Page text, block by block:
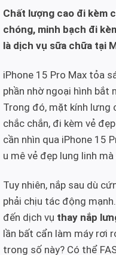
Chất lượng cao đi kèm
chóng, minh bạch đi
là dịch vụ sữa chữa tại
iPhone 15 Pro Max tỏa
phần nhờ ngoại hình bắt
Trong đó, mặt kính lưng
chắc chắn, đi kèm vẻ
cần nhìn qua iPhone 15
u mê vẻ đẹp lung linh
Tuy nhiên, nắp sau dù
phải chịu tác động
đến dịch vụ thay nắp
lần bất cẩn làm máy rơi
trong số này? Có thể